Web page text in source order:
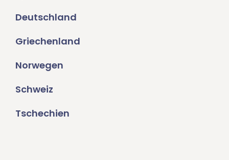
Deutschland
Griechenland
Norwegen
Schweiz
Tschechien